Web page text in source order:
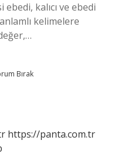
kalıcı ve ebedi
kelimelere
Bırak
https://panta.com.tr